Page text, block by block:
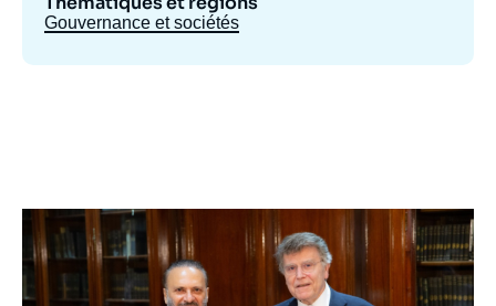
Gouvernance et sociétés
Image